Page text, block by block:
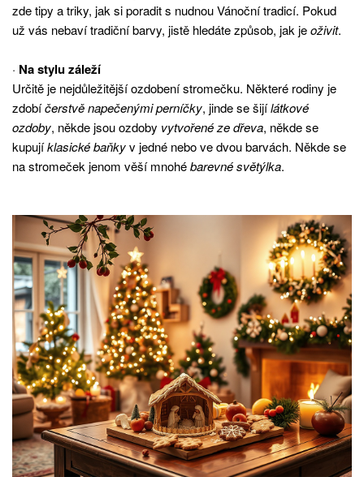
zde tipy a triky, jak si poradit s nudnou Vánoční tradicí. Pokud
už vás nebaví tradiční barvy, jistě hledáte způsob, jak jeoživit.
· Na stylu záleží
Určitě je nejdůležitější ozdobení stromečku. Některé rodiny je
zdobíčerstvě napečenými perníčky, jinde se šijílátkové
ozdoby, někde jsou ozdoby vytvořené ze dřeva, někde se
kupujíklasické baňkyv jedné nebo ve dvou barvách. Někde se
na stromeček jenom věší mnohébarevné světýlka.